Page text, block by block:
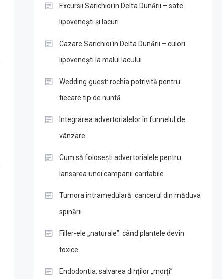
Excursii Sarichioi în Delta Dunării – sate
lipovenești și lacuri
Cazare Sarichioi în Delta Dunării – culori
lipovenești la malul lacului
Wedding guest: rochia potrivită pentru
fiecare tip de nuntă
Integrarea advertorialelor în funnelul de
vânzare
Cum să folosești advertorialele pentru
lansarea unei campanii caritabile
Tumora intramedulară: cancerul din măduva
spinării
Filler-ele „naturale”: când plantele devin
toxice
Endodontia: salvarea dinților „morți”